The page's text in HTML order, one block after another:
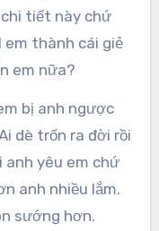
tiết này chứ
em thành cái giẻ
em nữa?
bị anh ngược
dè trốn ra đời rồi
anh yêu em chứ
anh nhiều lắm.
sướng hơn.